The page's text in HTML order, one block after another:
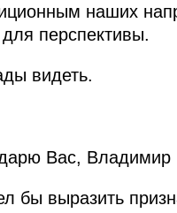
наших
перспективы.
видеть.
Вас, Владимир
бы выразить